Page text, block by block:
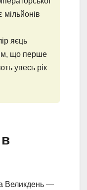
мільйонів
яєць
що перше
увесь рік
Великдень —